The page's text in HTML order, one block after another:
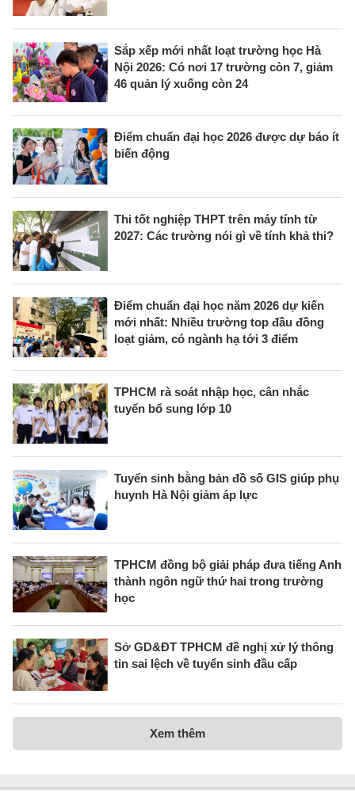
Sắp xếp mới nhất loạt trường học Hà
Nội 2026: Có nơi 17 trường còn 7, giảm
46 quản lý xuống còn 24
Điểm chuẩn đại học 2026 được dự báo ít
biến động
Thi tốt nghiệp THPT trên máy tính từ
2027: Các trường nói gì về tính khả thi?
Điểm chuẩn đại học năm 2026 dự kiến
mới nhất: Nhiều trường top đầu đồng
loạt giảm, có ngành hạ tới 3 điểm
TPHCM rà soát nhập học, cân nhắc
tuyển bổ sung lớp 10
Tuyển sinh bằng bản đồ số GIS giúp phụ
huynh Hà Nội giảm áp lực
TPHCM đồng bộ giải pháp đưa tiếng Anh
thành ngôn ngữ thứ hai trong trường
học
Sở GD&ĐT TPHCM đề nghị xử lý thông
tin sai lệch về tuyển sinh đầu cấp
Xem thêm